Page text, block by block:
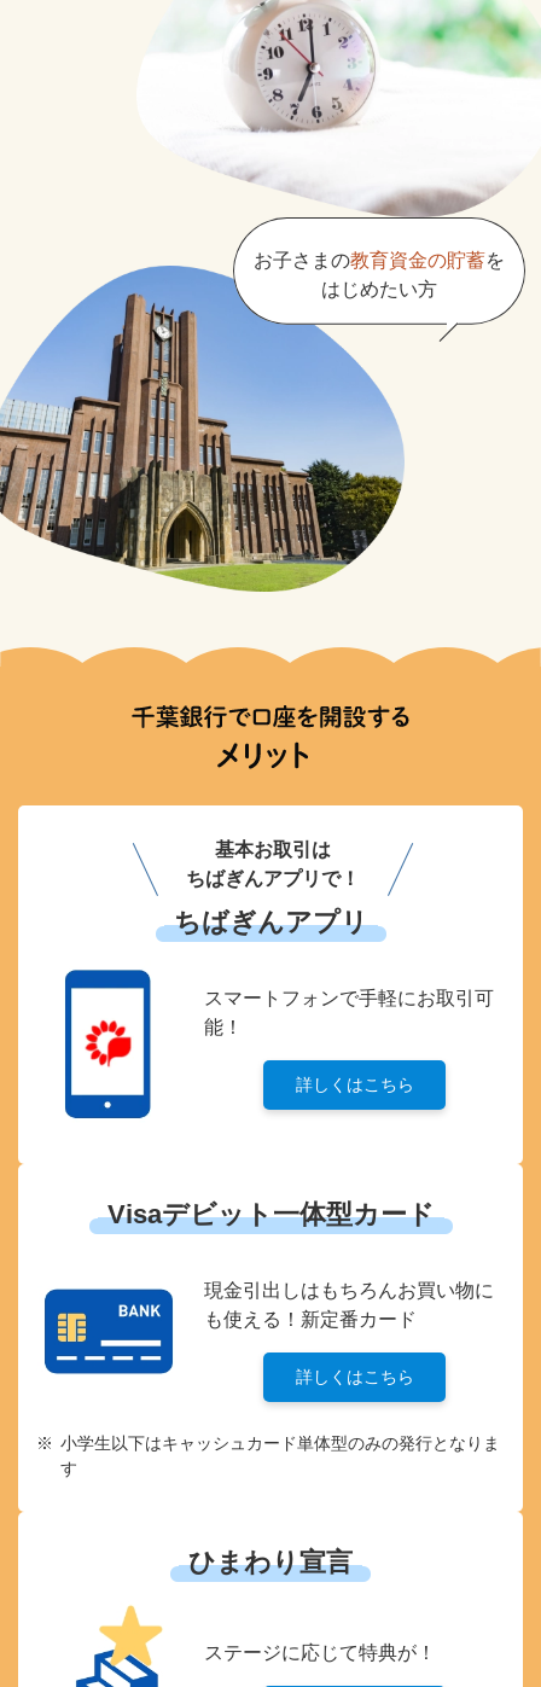
お子さまの教育資金の貯蓄を
はじめたい方
ちばぎんアプリ
基本お取引は
ちばぎんアプリで！
スマートフォンで手軽にお取引可
能！
詳しくはこちら
Visaデビット一体型カード
現金引出しはもちろんお買い物に
も使える！新定番カード
詳しくはこちら
小学生以下はキャッシュカード単体型のみの発行となりま
す
ひまわり宣言
ステージに応じて特典が！